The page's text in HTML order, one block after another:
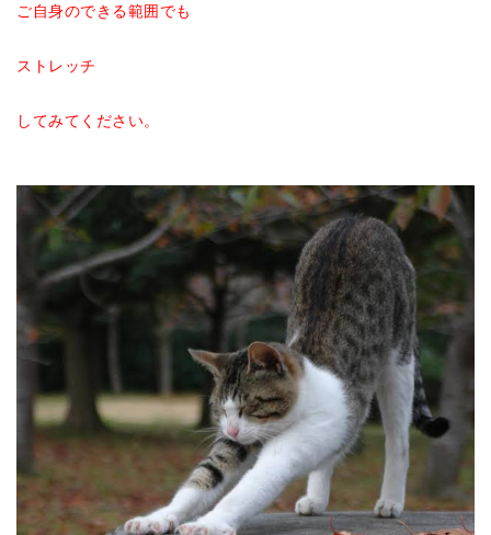
ご自身のできる範囲でも
ストレッチ
してみてください。